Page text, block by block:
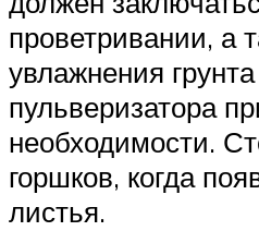
проветривании, а
увлажнения
пульверизатора
необходимости.
горшков, когда
листья.